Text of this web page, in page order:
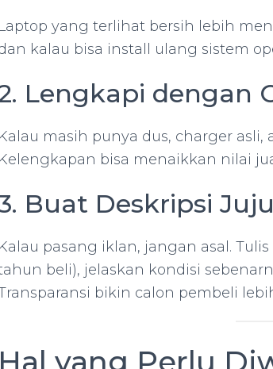
Laptop yang terlihat bersih lebih
kalau bisa install ulang sistem
Lengkapi dengan
Kalau masih punya dus, charger asli,
Kelengkapan bisa menaikkan nilai
Buat Deskripsi
Kalau pasang iklan, jangan asal.
beli), jelaskan kondisi
bikin calon pembeli
Hal yang Perlu